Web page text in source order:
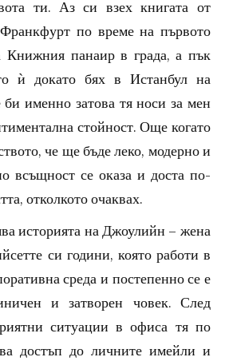
ти. Аз си взех книгата от
по време на първото
панаир в града, а пък
ѝ докато бях в Истанбул на
именно затова тя носи за мен
стойност. Още когато
че ще бъде леко, модерно и
всъщност се оказа и доста по-
отколкото очаквах.
историята на Джоулийн – жена
си години, която работи в
среда и постепенно се е
и затворен човек. След
ситуации в офиса тя по
достъп до личните имейли и